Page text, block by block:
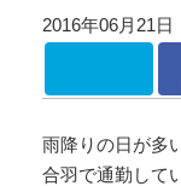
2016年06月21日
雨降りの日が多
合羽で通勤して